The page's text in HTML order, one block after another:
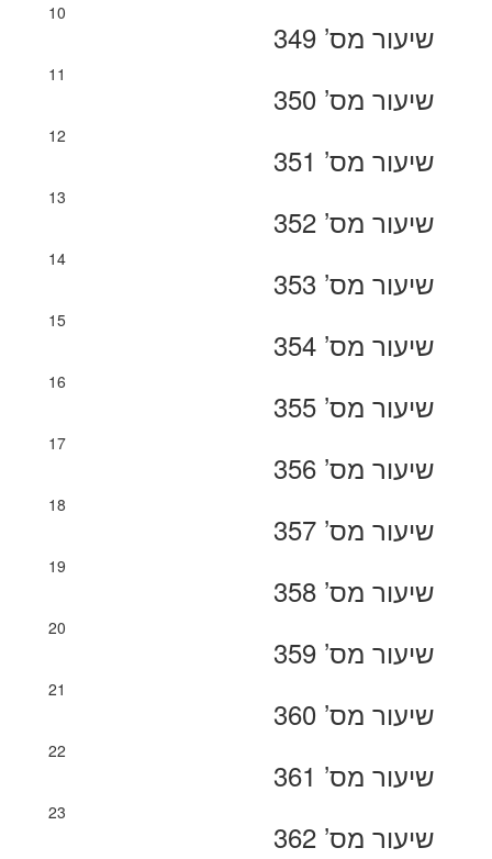
10
שיעור מס’ 349
11
שיעור מס’ 350
12
שיעור מס’ 351
13
שיעור מס’ 352
14
שיעור מס’ 353
15
שיעור מס’ 354
16
שיעור מס’ 355
17
שיעור מס’ 356
18
שיעור מס’ 357
19
שיעור מס’ 358
20
שיעור מס’ 359
21
שיעור מס’ 360
22
שיעור מס’ 361
23
שיעור מס’ 362